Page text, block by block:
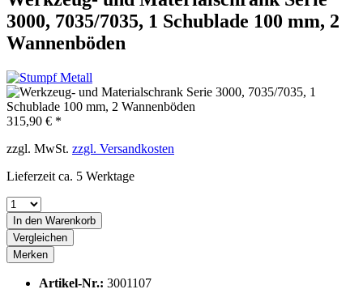
3000, 7035/7035, 1 Schublade 100 mm, 2
Wannenböden
315,90 € *
zzgl. MwSt. zzgl. Versandkosten
Lieferzeit ca. 5 Werktage
In den Warenkorb
Vergleichen
Merken
Artikel-Nr.: 3001107